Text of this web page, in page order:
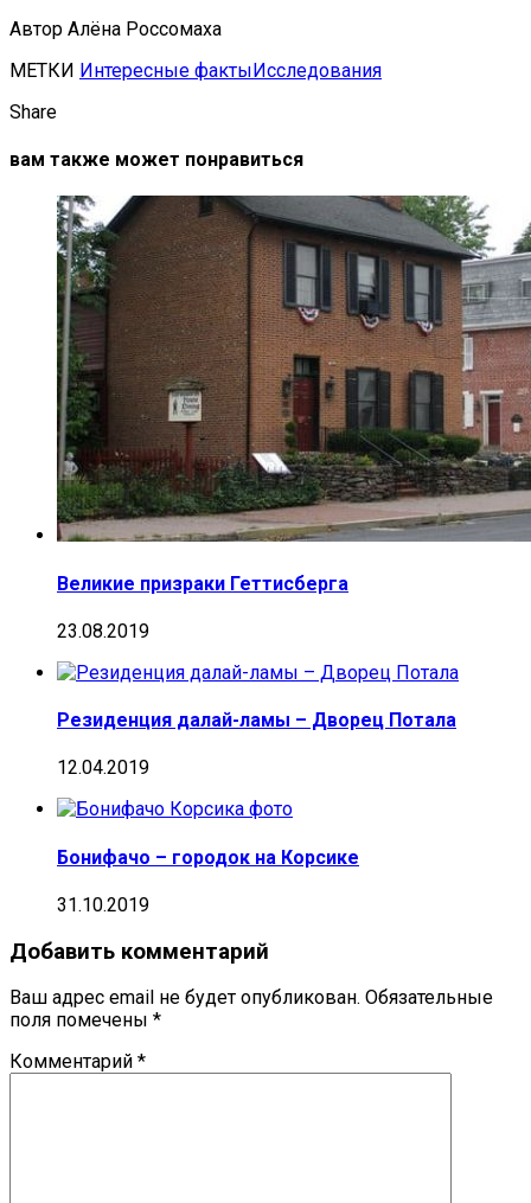
Автор Алёна Россомаха
МЕТКИ Интересные фактыИсследования
Share
вам также может понравиться
Великие призраки Геттисберга
23.08.2019
Резиденция далай-ламы – Дворец Потала
12.04.2019
Бонифачо – городок на Корсике
31.10.2019
Добавить комментарий
Ваш адрес email не будет опубликован. Обязательные
поля помечены *
Комментарий *